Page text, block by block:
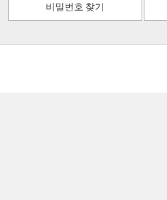
비밀번호 찾기